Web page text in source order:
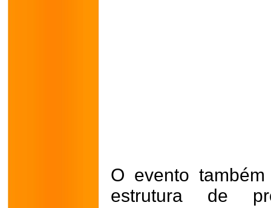
O evento
estrutura de